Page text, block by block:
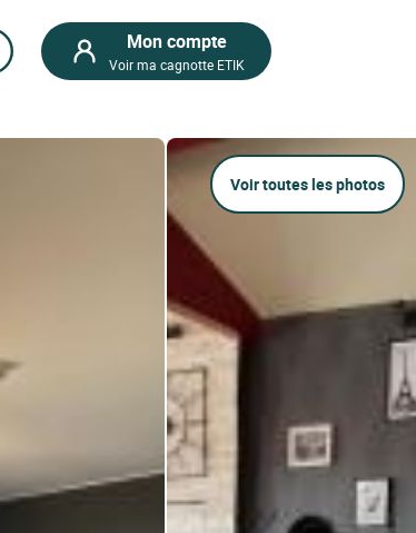
Mon compte
Voir ma cagnotte ETIK
Voir toutes les photos